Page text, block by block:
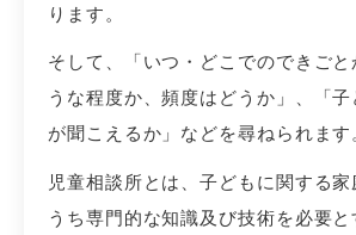
ります。
そして、「いつ・どこでのできごと
うな程度か、頻度はどうか」、「
が聞こえるか」などを尋ねられます
児童相談所とは、子どもに関する
うち専門的な知識及び技術を必要